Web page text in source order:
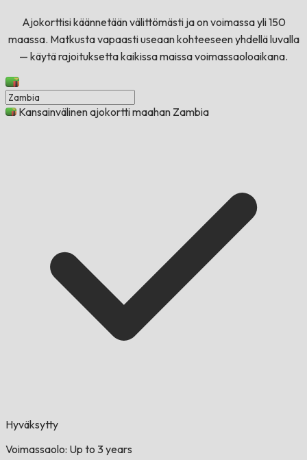
Ajokorttisi käännetään välittömästi ja on voimassa yli 150
maassa. Matkusta vapaasti useaan kohteeseen yhdellä luvalla
— käytä rajoituksetta kaikissa maissa voimassaoloaikana.
Kansainvälinen ajokortti maahan Zambia
Hyväksytty
Voimassaolo: Up to 3 years